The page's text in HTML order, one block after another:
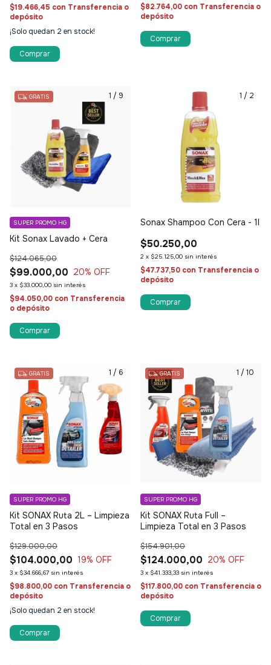
$19.466,45 con Transferencia o
depósito
¡Solo quedan 2 en stock!
$82.764,00 con Transferencia o
depósito
1 / 9
GRATIS
Kit Sonax Lavado + Cera
$99.000,00
$124.065,00
20% OFF
3 x $33.000,00 sin interés
SUPER PROMO HG
$94.050,00 con Transferencia
o depósito
1 / 2
Sonax Shampoo Con Cera - 1l
$50.250,00
2 x $25.125,00 sin interés
$47.737,50 con Transferencia o
depósito
1 / 6
GRATIS
Kit SONAX Ruta 2L – Limpieza
Total en 3 Pasos
$104.000,00
$129.000,00
19% OFF
3 x $34.666,67 sin interés
SUPER PROMO HG
$98.800,00 con Transferencia o
depósito
¡Solo quedan 2 en stock!
1 / 10
GRATIS
Kit SONAX Ruta Full –
Limpieza Total en 3 Pasos
$124.000,00
$154.901,00
20% OFF
3 x $41.333,33 sin interés
SUPER PROMO HG
$117.800,00 con Transferencia o
depósito